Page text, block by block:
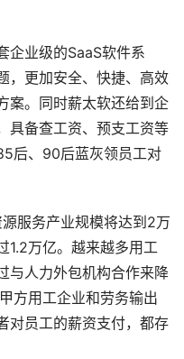
业级的SaaS软件系
，更加安全、快捷、高效
案。同时薪太软还给到企
具备查工资、预支工资等
后、90后蓝灰领员工对
务产业规模将达到2万
1.2万亿。越来越多用工
与人力外包机构合作来降
方用工企业和劳务输出
对员工的薪资支付，都存